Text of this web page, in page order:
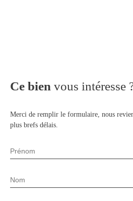
Ce bien vous intéresse
Merci de remplir le formulaire, nous
plus brefs délais.
Prénom
Nom